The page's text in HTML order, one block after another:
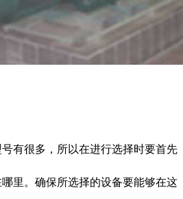
很多，所以在进行选择时要首先
里。确保所选择的设备要能够在这